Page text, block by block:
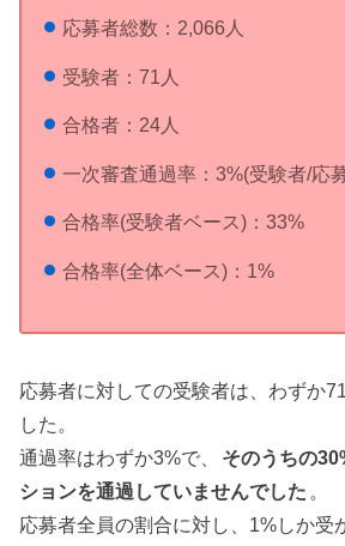
応募者総数：2,066人
受験者：71人
合格者：24人
一次審査通過率：3%(受験者/応
合格率(受験者ベース)：33%
合格率(全体ベース)：1%
応募者に対しての受験者は、わずか
した。
通過率はわずか3%で、
そのうちの
ションを通過していませんでした 。
応募者全員の割合に対し、1%しか受